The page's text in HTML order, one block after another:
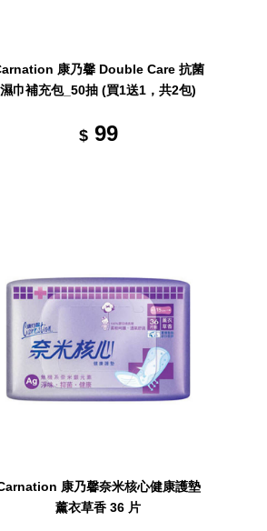
康乃馨 Double Care 抗菌
濕巾補充包_50抽 (買1送1，共2包)
$99
康乃馨奈米核心健康護墊
薰衣草香 36 片